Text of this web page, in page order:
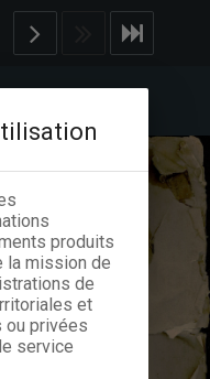
produits
la mission de
de
et
ou privées
service